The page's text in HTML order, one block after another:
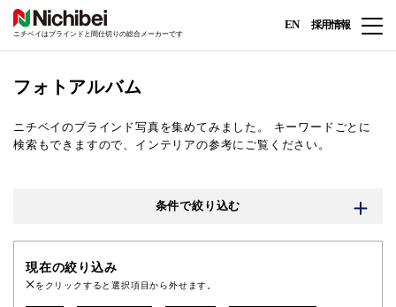
ニチベイはブラインドと間仕切りの総合メーカーです
EN 採用情報
フォトアルバム
ニチベイのブラインド写真を集めてみました。
キーワードごとに
検索もできますので、インテリアの参考にご覧ください。
条件で絞り込む
現在の絞り込み
をクリックすると選択項目から外せます。